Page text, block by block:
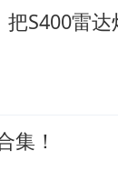
S400雷
集！